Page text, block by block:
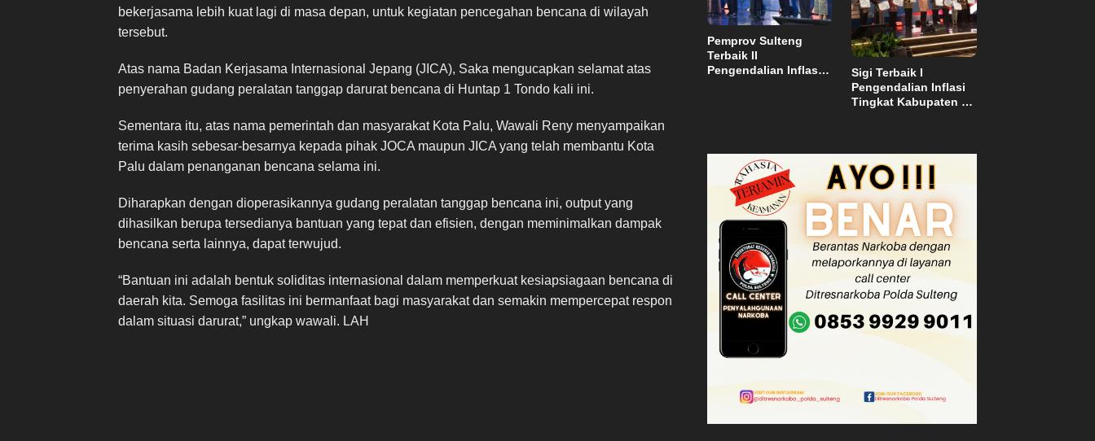
bekerjasama lebih kuat lagi di masa depan, untuk kegiatan pencegahan bencana di wilayah
tersebut.
Atas nama Badan Kerjasama Internasional Jepang (JICA), Saka mengucapkan selamat atas
penyerahan gudang peralatan tanggap darurat bencana di Huntap 1 Tondo kali ini.
Sementara itu, atas nama pemerintah dan masyarakat Kota Palu, Wawali Reny menyampaikan
terima kasih sebesar-besarnya kepada pihak JOCA maupun JICA yang telah membantu Kota
Palu dalam penanganan bencana selama ini.
Diharapkan dengan dioperasikannya gudang peralatan tanggap bencana ini, output yang
dihasilkan berupa tersedianya bantuan yang tepat dan efisien, dengan meminimalkan dampak
bencana serta lainnya, dapat terwujud.
“Bantuan ini adalah bentuk soliditas internasional dalam memperkuat kesiapsiagaan bencana di
daerah kita. Semoga fasilitas ini bermanfaat bagi masyarakat dan semakin mempercepat respon
dalam situasi darurat,” ungkap wawali. LAH
Pemprov Sulteng
Terbaik II
Pengendalian Inflasi,
Sigi Terbaik I
Pengendalian Inflasi
Tingkat Kabupaten se